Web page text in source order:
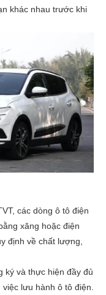
khác nhau trước khi
các dòng ô tô điện
xăng hoặc điện
định về chất lượng,
ký và thực hiện đầy đủ
lưu hành ô tô điện.